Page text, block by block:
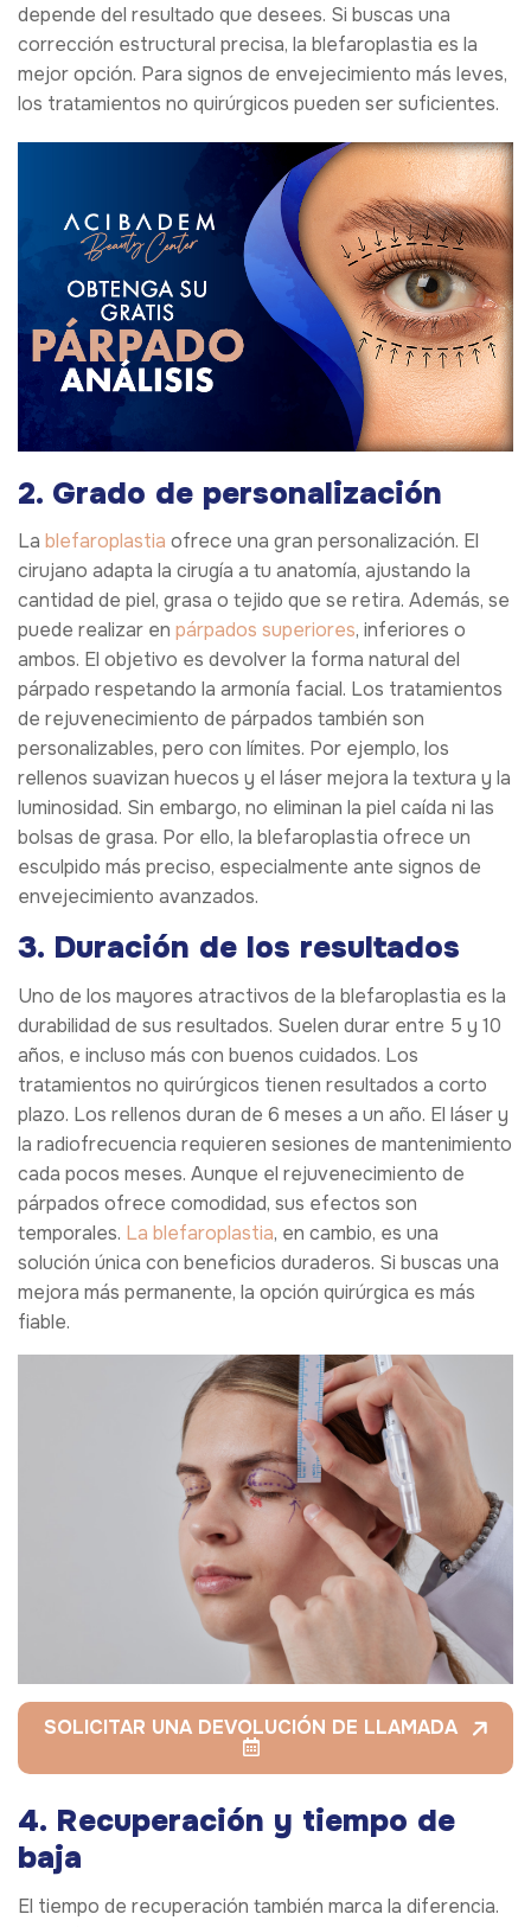
depende del resultado que desees. Si buscas una
corrección estructural precisa, la blefaroplastia es la
mejor opción. Para signos de envejecimiento más leves,
los tratamientos no quirúrgicos pueden ser suficientes.
2. Grado de personalización
La blefaroplastia ofrece una gran personalización. El
cirujano adapta la cirugía a tu anatomía, ajustando la
cantidad de piel, grasa o tejido que se retira. Además, se
puede realizar en párpados superiores, inferiores o
ambos. El objetivo es devolver la forma natural del
párpado respetando la armonía facial. Los tratamientos
de rejuvenecimiento de párpados también son
personalizables, pero con límites. Por ejemplo, los
rellenos suavizan huecos y el láser mejora la textura y la
luminosidad. Sin embargo, no eliminan la piel caída ni las
bolsas de grasa. Por ello, la blefaroplastia ofrece un
esculpido más preciso, especialmente ante signos de
envejecimiento avanzados.
3. Duración de los resultados
Uno de los mayores atractivos de la blefaroplastia es la
durabilidad de sus resultados. Suelen durar entre 5 y 10
años, e incluso más con buenos cuidados. Los
tratamientos no quirúrgicos tienen resultados a corto
plazo. Los rellenos duran de 6 meses a un año. El láser y
la radiofrecuencia requieren sesiones de mantenimiento
cada pocos meses. Aunque el rejuvenecimiento de
párpados ofrece comodidad, sus efectos son
temporales. La blefaroplastia, en cambio, es una
solución única con beneficios duraderos. Si buscas una
mejora más permanente, la opción quirúrgica es más
fiable.
SOLICITAR UNA DEVOLUCIÓN DE LLAMADA
4. Recuperación y tiempo de
baja
El tiempo de recuperación también marca la diferencia.